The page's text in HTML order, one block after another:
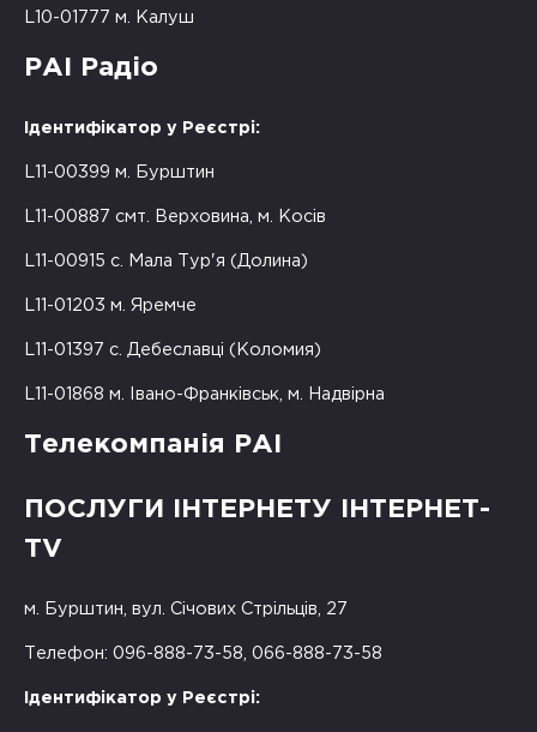
L10-01777 м. Калуш
РАІ Радіо
Ідентифікатор у Реєстрі:
L11-00399 м. Бурштин
L11-00887 смт. Верховина, м. Косів
L11-00915 с. Мала Тур'я (Долина)
L11-01203 м. Яремче
L11-01397 с. Дебеславці (Коломия)
L11-01868 м. Івано-Франківськ, м. Надвірна
Телекомпанія РАІ
ПОСЛУГИ ІНТЕРНЕТУ ІНТЕРНЕТ-
TV
м. Бурштин, вул. Січових Стрільців, 27
Телефон: 096-888-73-58, 066-888-73-58
Ідентифікатор у Реєстрі: